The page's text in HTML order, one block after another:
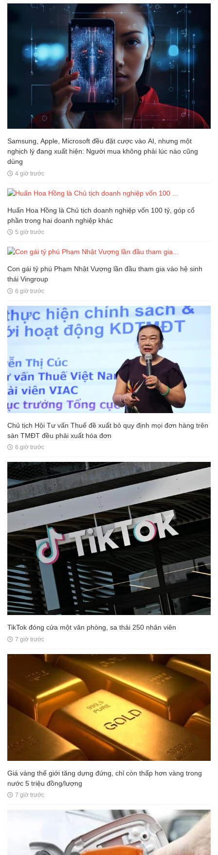
Samsung, Apple, Microsoft đều đặt cược vào AI, nhưng một
nghịch lý đang xuất hiện: Người mua không phải lúc nào cũng
dùng
4 giờ trước
Huấn Hoa Hồng là Chủ tịch doanh nghiệp vốn 100 tỷ, góp cổ
phần trong hai doanh nghiệp khác
5 giờ trước
Con gái tỷ phú Phạm Nhật Vượng lần đầu tham gia vào hệ sinh
thái Vingroup
6 giờ trước
Chủ tịch Hội Tư vấn Thuế đề xuất bỏ quy định mọi đơn hàng trên
sàn TMĐT đều phải xuất hóa đơn
6 giờ trước
TikTok đóng cửa một văn phòng, sa thải 250 nhân viên
7 giờ trước
Giá vàng thế giới tăng dựng đứng, chỉ còn thấp hơn vàng trong
nước 5 triệu đồng/lượng
7 giờ trước